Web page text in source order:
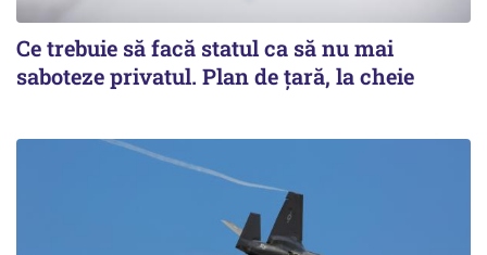
Ce trebuie să facă statul ca să nu mai
saboteze privatul. Plan de țară, la cheie